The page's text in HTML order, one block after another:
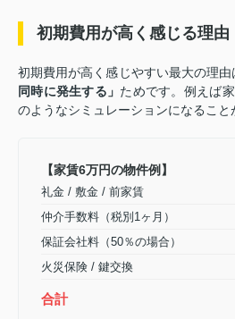
初期費用が高く感じる理由
初期費用が高く感じやすい最大の理由
同時に発生する」 ためです。例えば
のようなシミュレーションになること
【家賃6万円の物件例】
礼金 / 敷金 / 前家賃
仲介手数料（税別1ヶ月）
保証会社料（50％の場合）
火災保険 / 鍵交換
合計